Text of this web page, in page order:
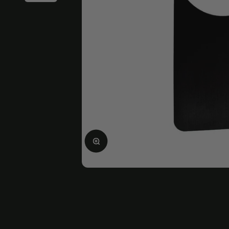
Ingrandire l'immagine